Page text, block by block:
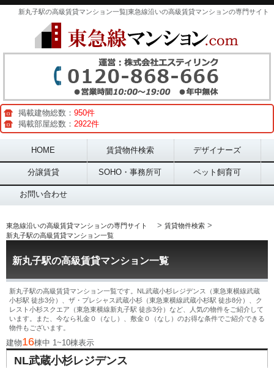
新丸子駅の高級賃貸マンション一覧|東急線沿いの高級賃貸マンションの専門サイト
掲載建物総数： 950件
掲載部屋総数： 2922件
Main menu
HOME 賃貸物件検索 デザイナーズ
分譲賃貸 SOHO・事務所可 ペット飼育可
お問い合わせ
東急線沿いの高級賃貸マンションの専門サイト > 賃貸物件検索 >
新丸子駅の高級賃貸マンション一覧
新丸子駅の高級賃貸マンション一覧
新丸子駅の高級賃貸マンション一覧です。NL武蔵小杉レジデンス（東急東横線武蔵
小杉駅 徒歩3分）、ザ・プレシャス武蔵小杉（東急東横線武蔵小杉駅 徒歩8分）、ク
レスト小杉スクエア（東急東横線新丸子駅 徒歩3分）など、人気の物件をご紹介して
います。また、今なら礼金０（なし）、敷金０（なし）のお得な条件でご紹介できる
物件もございます。
建物16棟中 1~10棟表示
NL武蔵小杉レジデンス